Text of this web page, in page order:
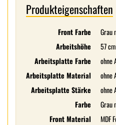
Produkteigenschaften
Front Farbe
Grau
Arbeitshöhe
57 cm
Arbeitsplatte Farbe
ohne
Arbeitsplatte Material
ohne
Arbeitsplatte Stärke
ohne
Farbe
Grau
Front Material
MDF